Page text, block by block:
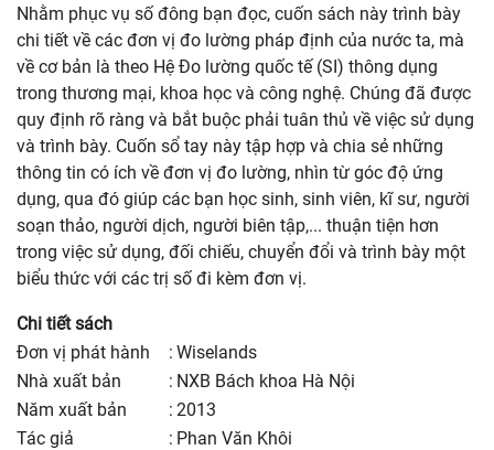
Nhằm phục vụ số đông bạn đọc, cuốn sách này trình bày
chi tiết về các đơn vị đo lường pháp định của nước ta, mà
về cơ bản là theo Hệ Đo lường quốc tế (SI) thông dụng
trong thương mại, khoa học và công nghệ. Chúng đã được
quy định rõ ràng và bắt buộc phải tuân thủ về việc sử dụng
và trình bày. Cuốn sổ tay này tập hợp và chia sẻ những
thông tin có ích về đơn vị đo lường, nhìn từ góc độ ứng
dụng, qua đó giúp các bạn học sinh, sinh viên, kĩ sư, người
soạn thảo, người dịch, người biên tập,... thuận tiện hơn
trong việc sử dụng, đối chiếu, chuyển đổi và trình bày một
biểu thức với các trị số đi kèm đơn vị.
Chi tiết sách
Đơn vị phát hành
: Wiselands
nhà xuất bản
: NXB Bách khoa Hà Nội
năm xuất bản
: 2013
Tác giả
: Phan Văn Khôi